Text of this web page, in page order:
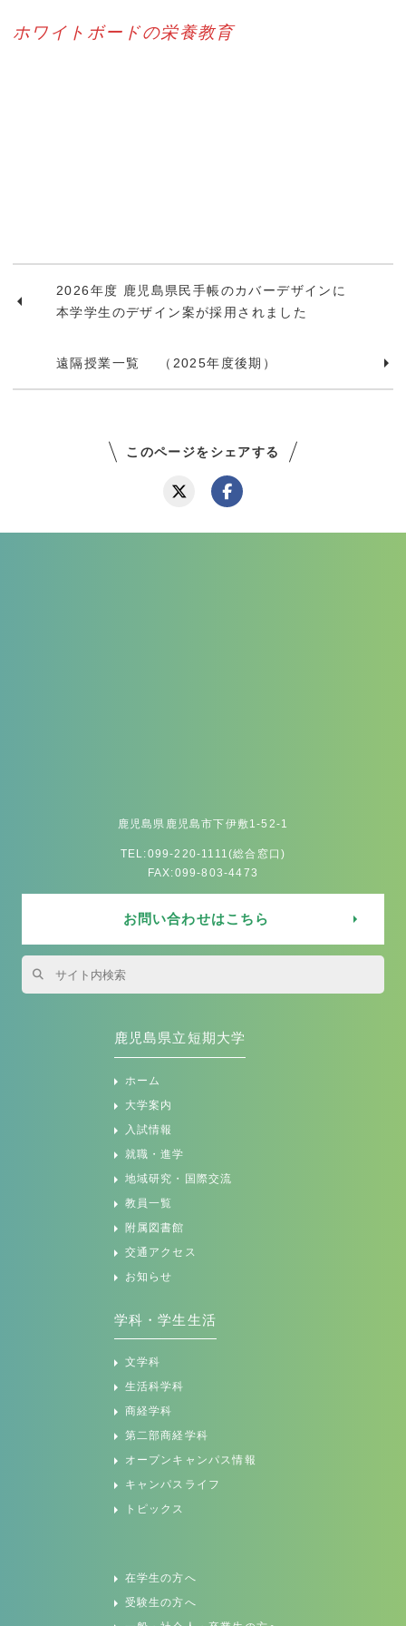
ホワイトボードの栄養教育
2026年度 鹿児島県民手帳のカバーデザインに
本学学生のデザイン案が採用されました
遠隔授業一覧 （2025年度後期）
このページをシェアする
鹿児島県立短期大学
ホーム
大学案内
附属図書館
お知らせ
学科・学生生活
文学科
生活科学科
商経学科
第二部商経学科
オープンキャンパス情報
トピックス
在学生の方へ
受験生の方へ
一般・社会人・卒業生の方へ
企業の方へ
ミニ講義・出張講義
鹿児島県立短期大学の基本方針
認証評価
かごしま応援寄附金